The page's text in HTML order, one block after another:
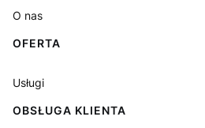
O nas
OFERTA
Usługi
OBSŁUGA KLIENTA